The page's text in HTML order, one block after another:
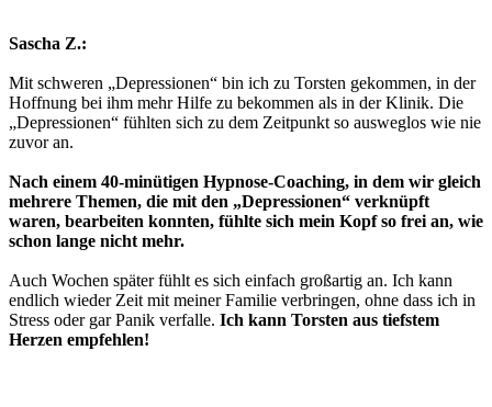
Sascha Z.:
Mit schweren „Depressionen“ bin ich zu Torsten gekommen, in der
Hoffnung bei ihm mehr Hilfe zu bekommen als in der Klinik. Die
„Depressionen“ fühlten sich zu dem Zeitpunkt so ausweglos wie nie
zuvor an.
Nach einem 40-minütigen Hypnose-Coaching, in dem wir gleich
mehrere Themen, die mit den „Depressionen“ verknüpft
waren, bearbeiten konnten, fühlte sich mein Kopf so frei an, wie
schon lange nicht mehr.
Auch Wochen später fühlt es sich einfach großartig an. Ich kann
endlich wieder Zeit mit meiner Familie verbringen, ohne dass ich in
Stress oder gar Panik verfalle. Ich kann Torsten aus tiefstem
Herzen empfehlen!